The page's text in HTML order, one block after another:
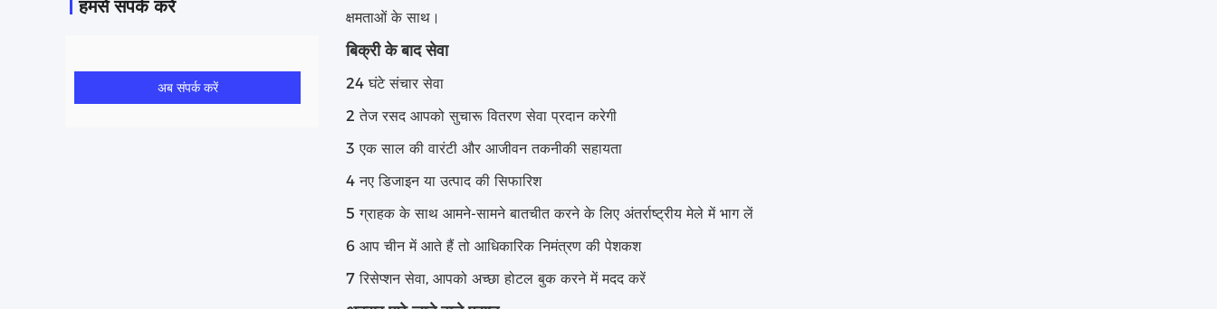
हमसे संपर्क करें
अब संपर्क करें
क्षमताओं के साथ।
बिक्री के बाद सेवा
24 घंटे संचार सेवा
2 तेज रसद आपको सुचारू वितरण सेवा प्रदान करेगी
3 एक साल की वारंटी और आजीवन तकनीकी सहायता
4 नए डिजाइन या उत्पाद की सिफारिश
5 ग्राहक के साथ आमने-सामने बातचीत करने के लिए अंतर्राष्ट्रीय मेले में भाग लें
6 आप चीन में आते हैं तो आधिकारिक निमंत्रण की पेशकश
7 रिसेप्शन सेवा, आपको अच्छा होटल बुक करने में मदद करें